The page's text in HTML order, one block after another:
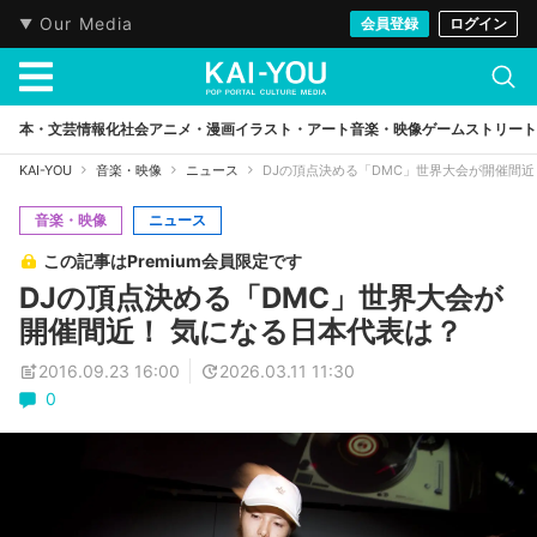
Our Media 会員登録 ログイン
本・文芸情報化社会アニメ・漫画イラスト・アート音楽・映像ゲームストリート
KAI-YOU 音楽・映像 ニュース DJの頂点決める「DMC」世界大会が開催間
音楽・映像 ニュース
この記事はPremium会員限定です
DJの頂点決める「DMC」世界大会が
開催間近！ 気になる日本代表は？
2016.09.23 16:00
2026.03.11 11:30
0